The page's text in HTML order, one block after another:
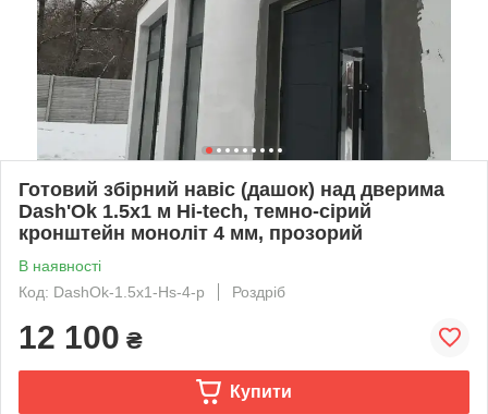
Готовий збірний навіс (дашок) над дверима
Dash'Ok 1.5x1 м Hi-tech, темно-сірий
кронштейн моноліт 4 мм, прозорий
В наявності
Код: DashOk-1.5x1-Hs-4-p
Роздріб
12 100 ₴
Купити